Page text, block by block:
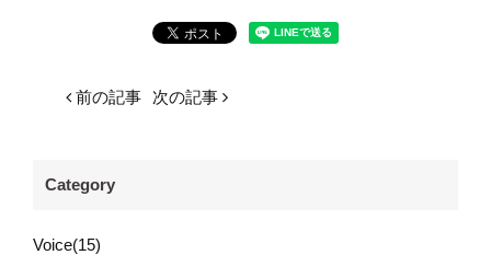
前の記事 次の記事
Category
Voice(15)